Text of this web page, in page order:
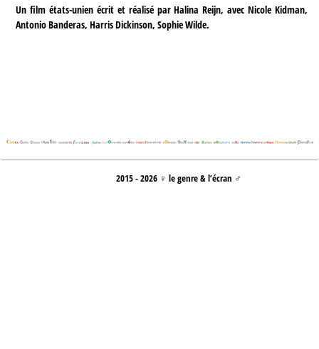
Un film états-unien écrit et réalisé par Halina Reijn, avec Nicole Kidman,
Antonio Banderas, Harris Dickinson, Sophie Wilde.
2015 - 2026 ♀ le genre & l’écran ♂